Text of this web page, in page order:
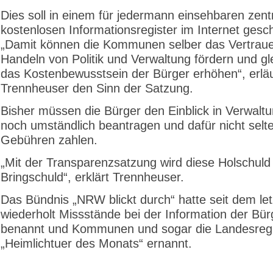
Dies soll in einem für jedermann einsehbaren
kostenlosen Informationsregister im Internet
„Damit können die Kommunen selber das
Handeln von Politik und Verwaltung fördern und
das Kostenbewusstsein der Bürger erhöhen“,
Trennheuser den Sinn der Satzung.
Bisher müssen die Bürger den Einblick in
noch umständlich beantragen und dafür nicht
Gebühren zahlen.
„Mit der Transparenzsatzung wird diese
Bringschuld“, erklärt Trennheuser.
Das Bündnis „NRW blickt durch“ hatte seit dem
wiederholt Missstände bei der Information der
benannt und Kommunen und sogar die
„Heimlichtuer des Monats“ ernannt.